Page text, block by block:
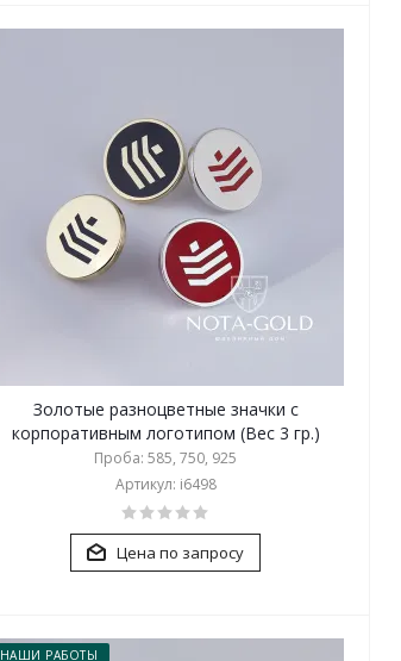
Золотые разноцветные значки с
корпоративным логотипом (Вес 3 гр.)
Проба: 585, 750, 925
Артикул: i6498
Цена по запросу
НАШИ РАБОТЫ